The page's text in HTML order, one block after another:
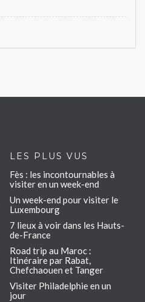
LES PLUS VUS
Fès : les incontournables à
visiter en un week-end
Un week-end pour visiter le
Luxembourg
7 lieux à voir dans les Hauts-
de-France
Road trip au Maroc :
Itinéraire par Rabat,
Chefchaouen et Tanger
Visiter Philadelphie en un
jour